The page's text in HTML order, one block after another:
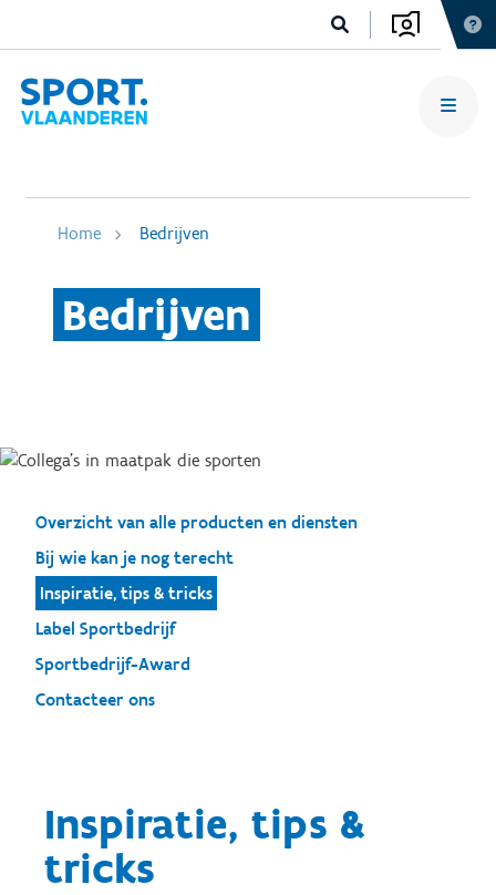
Home Bedrijven
Bedrijven
Overzicht van alle producten en diensten
Bij wie kan je nog terecht
Inspiratie, tips & tricks
Label Sportbedrijf
Sportbedrijf-Award
Contacteer ons
Inspiratie, tips &
tricks